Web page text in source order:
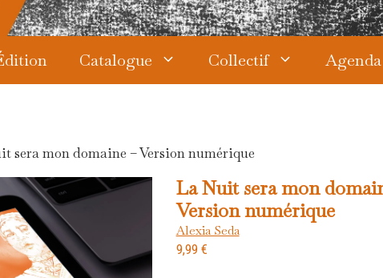
Catalogue Collectif Agenda
sera mon domaine – Version numérique
La Nuit sera mon
Version numérique
Alexia Seda
9,99 €